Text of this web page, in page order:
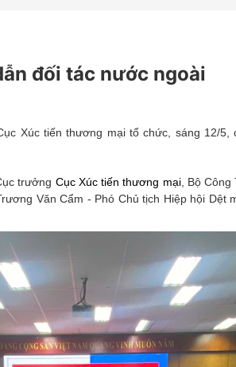
đối tác nước ngoài
Xúc tiến thương mại tổ chức, sáng 12/5,
trưởng Cục Xúc tiến thương mại, Bộ Công
Văn Cẩm - Phó Chủ tịch Hiệp hội Dệt